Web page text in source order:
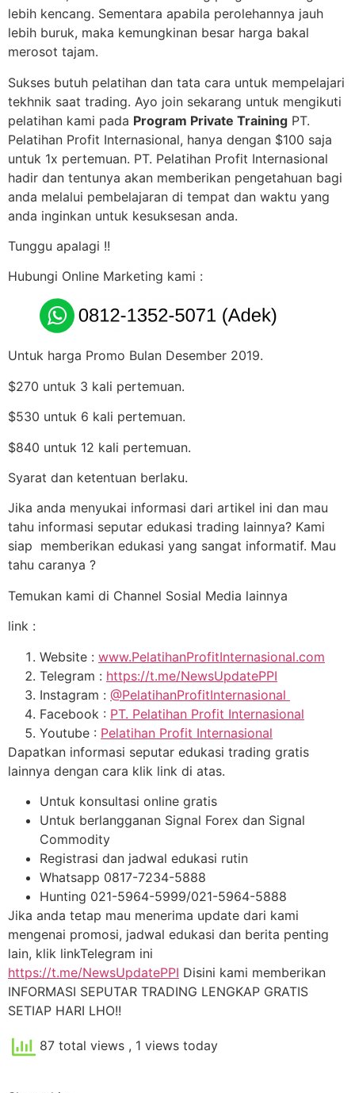
lebih kencang. Sementara apabila perolehannya jauh
lebih buruk, maka kemungkinan besar harga bakal
merosot tajam.
Sukses butuh pelatihan dan tata cara untuk mempelajari
tekhnik saat trading. Ayo join sekarang untuk mengikuti
pelatihan kami pada Program Private Training PT.
Pelatihan Profit Internasional, hanya dengan $100 saja
untuk 1x pertemuan. PT. Pelatihan Profit Internasional
hadir dan tentunya akan memberikan pengetahuan bagi
anda melalui pembelajaran di tempat dan waktu yang
anda inginkan untuk kesuksesan anda.
Tunggu apalagi !!
Hubungi Online Marketing kami :
Untuk harga Promo Bulan Desember 2019.
$270 untuk 3 kali pertemuan.
$530 untuk 6 kali pertemuan.
$840 untuk 12 kali pertemuan.
Syarat dan ketentuan berlaku.
Jika anda menyukai informasi dari artikel ini dan mau
tahu informasi seputar edukasi trading lainnya? Kami
siap memberikan edukasi yang sangat informatif. Mau
tahu caranya ?
Temukan kami di Channel Sosial Media lainnya
link :
Website : www.PelatihanProfitInternasional.com
Telegram : https://t.me/NewsUpdatePPI
Instagram : @PelatihanProfitInternasional
Facebook : PT. Pelatihan Profit Internasional
Youtube : Pelatihan Profit Internasional
Dapatkan informasi seputar edukasi trading gratis
lainnya dengan cara klik link di atas.
Untuk konsultasi online gratis
Untuk berlangganan Signal Forex dan Signal
Commodity
Registrasi dan jadwal edukasi rutin
Whatsapp 0817-7234-5888
Hunting 021-5964-5999/021-5964-5888
Jika anda tetap mau menerima update dari kami
mengenai promosi, jadwal edukasi dan berita penting
lain, klik linkTelegram ini
https://t.me/NewsUpdatePPI Disini kami memberikan
INFORMASI SEPUTAR TRADING LENGKAP GRATIS
SETIAP HARI LHO!!
87 total views , 1 views today